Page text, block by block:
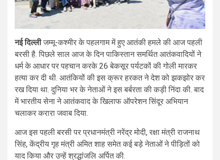
नई दिल्लीजम्मू-कश्मीर के पहलगाम में हुए आतंकी हमले की आज पहली
बरसी है. पिछले साल आज के दिन पाकिस्तान समर्थित आतंकवादियों ने
धर्म के आधार पर पहचान करके 26 बेकसूर पर्यटकों की गोली मारकर
हत्या कर दी थी. आतंकियों की इस क्रूर हरकत ने देश को झकझोर कर
रख दिया था. दुनिया भर के नेताओं ने इस बर्बरता की कड़ी निंदा की. बाद
में भारतीय सेना ने आतंकवाद के खिलाफ ऑपरेशन सिंदूर अभियान
चलाकर करारा जवाब दिया.
आज इस पहली बरसी पर प्रधानमंत्री नरेंद्र मोदी, रक्षा मंत्री राजनाथ
सिंह, केंद्रीय गृह मंत्री अमित शाह समेत कई बड़े नेताओं ने पीड़ितों को
याद किया और उन्हें श्रद्धांजलि अर्पित की.